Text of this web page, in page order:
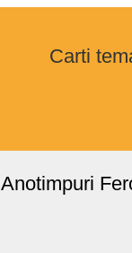
Carti
Anotimpuri